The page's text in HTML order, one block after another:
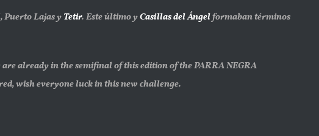
Puerto Lajas yTetir. Este último yCasillas del Ángelformaban términos
already in the semifinal of this edition of the PARRA NEGRA
wish everyone luck in this new challenge.